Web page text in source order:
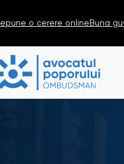
o cerere online Buna